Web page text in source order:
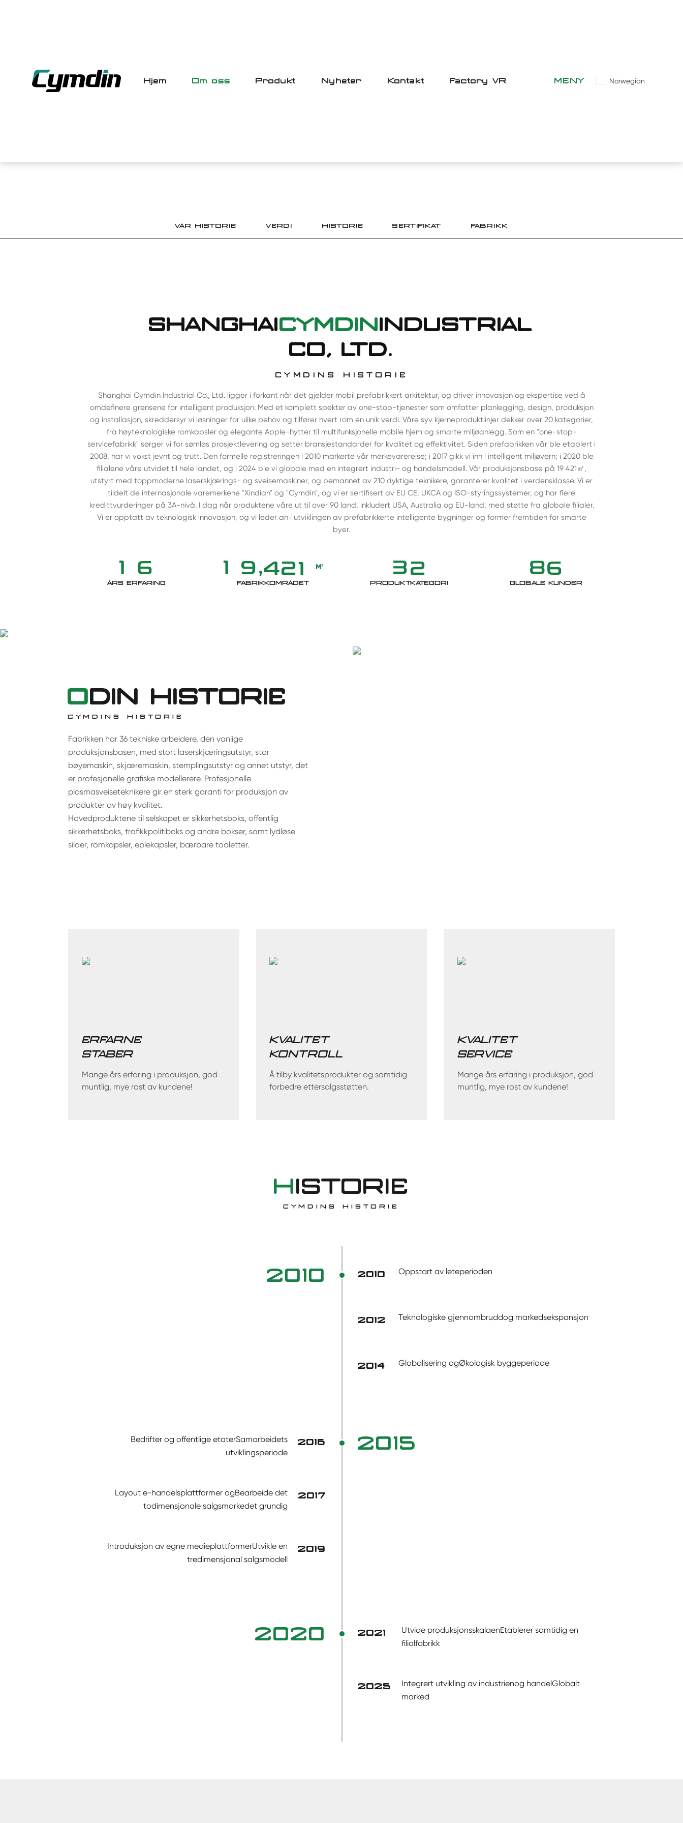
Hjem Om oss Produkt Nyheter Kontakt Factory VR MENY Norwegian
VÅR HISTORIE VERDI HISTORIE SERTIFIKAT FABRIKK
SHANGHAICYMDININDUSTRIAL
CO, LTD.
CYMDINS HISTORIE
Shanghai Cymdin Industrial Co., Ltd. ligger i forkant når det gjelder mobil prefabrikkert arkitektur, og driver innovasjon og ekspertise ved å
omdefinere grensene for intelligent produksjon. Med et komplett spekter av one-stop-tjenester som omfatter planlegging, design, produksjon
og installasjon, skreddersyr vi løsninger for ulike behov og tilfører hvert rom en unik verdi. Våre syv kjerneproduktlinjer dekker over 20 kategorier,
fra høyteknologiske romkapsler og elegante Apple-hytter til multifunksjonelle mobile hjem og smarte miljøanlegg. Som en "one-stop-
servicefabrikk" sørger vi for sømløs prosjektlevering og setter bransjestandarder for kvalitet og effektivitet. Siden prefabrikken vår ble etablert i
2008, har vi vokst jevnt og trutt. Den formelle registreringen i 2010 markerte vår merkevarereise; i 2017 gikk vi inn i intelligent miljøvern; i 2020 ble
filialene våre utvidet til hele landet, og i 2024 ble vi globale med en integrert industri- og handelsmodell. Vår produksjonsbase på 19 421㎡,
utstyrt med toppmoderne laserskjærings- og sveisemaskiner, og bemannet av 210 dyktige teknikere, garanterer kvalitet i verdensklasse. Vi er
tildelt de internasjonale varemerkene "Xindian" og "Cymdin", og vi er sertifisert av EU CE, UKCA og ISO-styringssystemer, og har flere
kredittvurderinger på 3A-nivå. I dag når produktene våre ut til over 90 land, inkludert USA, Australia og EU-land, med støtte fra globale filialer.
Vi er opptatt av teknologisk innovasjon, og vi leder an i utviklingen av prefabrikkerte intelligente bygninger og former fremtiden for smarte
byer.
6
ÅRS ERFARING
9,42 M²
FABRIKKOMRÅDET
32
PRODUKTKATEGORI
86
GLOBALE KUNDER
ODIN HISTORIE
CYMDINS HISTORIE
Fabrikken har 36 tekniske arbeidere, den vanlige
produksjonsbasen, med stort laserskjæringsutstyr, stor
bøyemaskin, skjæremaskin, stemplingsutstyr og annet utstyr, det
er profesjonelle grafiske modellerere. Profesjonelle
plasmasveiseteknikere gir en sterk garanti for produksjon av
produkter av høy kvalitet.
Hovedproduktene til selskapet er sikkerhetsboks, offentlig
sikkerhetsboks, trafikkpolitiboks og andre bokser, samt lydløse
siloer, romkapsler, eplekapsler, bærbare toaletter.
ERFARNE
STABER
Mange års erfaring i produksjon, god
muntlig, mye rost av kundene!
KVALITET
KONTROLL
Å tilby kvalitetsprodukter og samtidig
forbedre ettersalgsstøtten.
KVALITET
SERVICE
Mange års erfaring i produksjon, god
muntlig, mye rost av kundene!
HISTORIE
CYMDINS HISTORIE
2010 2010 Oppstart av leteperioden
2012 Teknologiske gjennombruddog markedsekspansjon
2014 Globalisering ogØkologisk byggeperiode
Bedrifter og offentlige etaterSamarbeidets
utviklingsperiode
2016
Layout e-handelsplattformer ogBearbeide det
todimensjonale salgsmarkedet grundig
2017
Introduksjon av egne medieplattformerUtvikle en
tredimensjonal salgsmodell
2019
2015
2020 2021 Utvide produksjonsskalaenEtablerer samtidig en
filialfabrikk
2025 Integrert utvikling av industrienog handelGlobalt
marked